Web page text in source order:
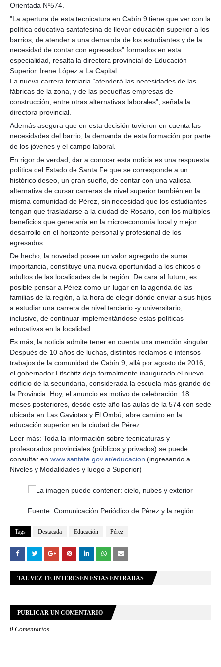
Orientada Nº574.
"La apertura de esta tecnicatura en Cabín 9 tiene que ver con la
política educativa santafesina de llevar educación superior a los
barrios, de atender a una demanda de los estudiantes y de la
necesidad de contar con egresados" formados en esta
especialidad, resalta la directora provincial de Educación
Superior, Irene López a La Capital.
La nueva carrera terciaria “atenderá las necesidades de las
fábricas de la zona, y de las pequeñas empresas de
construcción, entre otras alternativas laborales”, señala la
directora provincial.
Además asegura que en esta decisión tuvieron en cuenta las
necesidades del barrio, la demanda de esta formación por parte
de los jóvenes y el campo laboral.
En rigor de verdad, dar a conocer esta noticia es una respuesta
política del Estado de Santa Fe que se corresponde a un
histórico deseo, un gran sueño, de contar con una valiosa
alternativa de cursar carreras de nivel superior también en la
misma comunidad de Pérez, sin necesidad que los estudiantes
tengan que trasladarse a la ciudad de Rosario, con los múltiples
beneficios que generaría en la microeconomía local y mejor
desarrollo en el horizonte personal y profesional de los
egresados.
De hecho, la novedad posee un valor agregado de suma
importancia, constituye una nueva oportunidad a los chicos o
adultos de las localidades de la región. De cara al futuro, es
posible pensar a Pérez como un lugar en la agenda de las
familias de la región, a la hora de elegir dónde enviar a sus hijos
a estudiar una carrera de nivel terciario -y universitario,
inclusive, de continuar implementándose estas políticas
educativas en la localidad.
Es más, la noticia admite tener en cuenta una mención singular.
Después de 10 años de luchas, distintos reclamos e intensos
trabajos de la comunidad de Cabín 9, allá por agosto de 2016,
el gobernador Lifschitz deja formalmente inaugurado el nuevo
edificio de la secundaria, considerada la escuela más grande de
la Provincia. Hoy, el anuncio es motivo de celebración: 18
meses posteriores, desde este año las aulas de la 574 con sede
ubicada en Las Gaviotas y El Ombú, abre camino en la
educación superior en la ciudad de Pérez.
Leer más: Toda la información sobre tecnicaturas y
profesorados provinciales (públicos y privados) se puede
consultar en www.santafe.gov.ar/educacion (ingresando a
Niveles y Modalidades y luego a Superior)
Fuente: Comunicación Periódico de Pérez y la región
Tags Destacada Educación Pérez
TAL VEZ TE INTERESEN ESTAS ENTRADAS
PUBLICAR UN COMENTARIO
0 Comentarios